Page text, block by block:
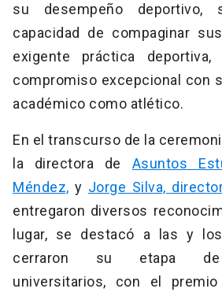
su desempeño deportivo,
capacidad de compaginar
exigente práctica deportiva,
compromiso excepcional con
académico como atlético.
En el transcurso de la
la directora de Asuntos
Méndez, y Jorge Silva,
entregaron diversos
lugar, se destacó a las y
cerraron su etapa de
universitarios, con el